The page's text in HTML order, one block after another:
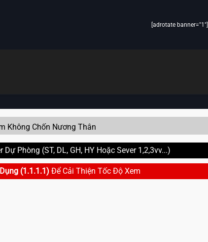
[adrotate banner="1"]
Không Chốn Nương Thân
Phòng (ST, DL, GH, HY Hoặc Sever 1,2,3vv...)
(1.1.1.1) Để Cải Thiện Tốc Độ Xem